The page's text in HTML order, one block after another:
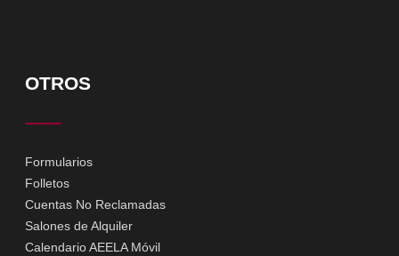
OTROS
Formularios
Folletos
Cuentas No Reclamadas
Salones de Alquiler
Calendario AEELA Móvil